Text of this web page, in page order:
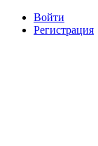
Войти
Регистрация